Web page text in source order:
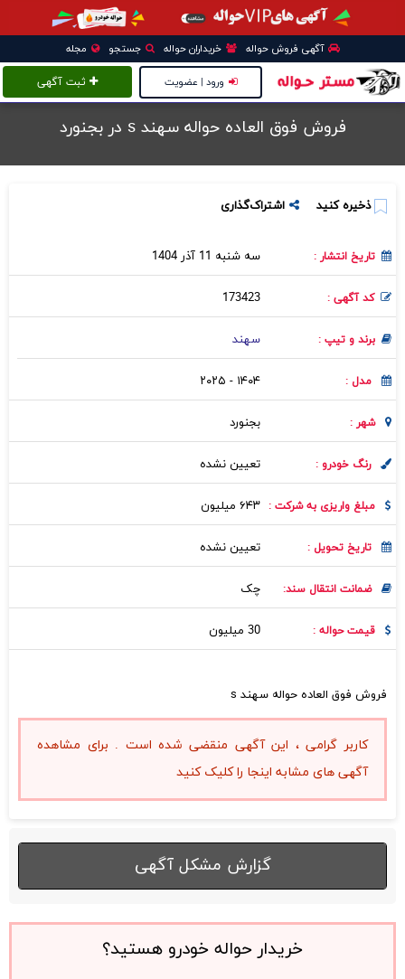
آگهی فروش حواله خریداران حواله جستجو مجله
ثبت آگهی ورود | عضویت
فروش فوق العاده حواله سهند s در بجنورد
ذخیره کنید اشتراک‌گذاری
تاریخ انتشار : سه شنبه 11 آذر 1404
کد آگهی : 173423
برند و تیپ : سهند
مدل : ۱۴۰۴ - ۲۰۲۵
شهر : بجنورد
رنگ خودرو : تعیین نشده
مبلغ واریزی به شرکت : ۶۴۳ میلیون
تاریخ تحویل : تعیین نشده
ضمانت انتقال سند: چک
قیمت حواله : 30 میلیون
فروش فوق العاده حواله سهند s
کاربر گرامی ، این آگهی منقضی شده است . برای مشاهده
آگهی های مشابه اینجا را کلیک کنید
گزارش مشکل آگهی
خریدار حواله خودرو هستید؟